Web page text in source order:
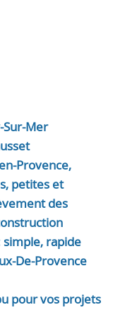
Sur-Mer
Provence,
petites et
des
rapide
De-Provence
pour vos projets